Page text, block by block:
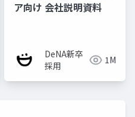
ア向け 会社説明資料
DeNA新卒
採用
1M